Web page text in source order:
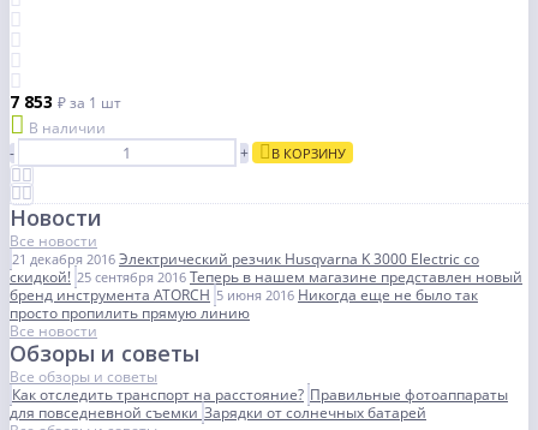
7 853 ₽за 1 шт
В наличии
-
+ В КОРЗИНУ
Новости
Все новости
21 декабря 2016 Электрический резчик Husqvarna K 3000 Electric со
скидкой! 25 сентября 2016 Теперь в нашем магазине представлен новый
бренд инструмента ATORCH 5 июня 2016 Никогда еще не было так
просто пропилить прямую линию
Все новости
Обзоры и советы
Все обзоры и советы
Как отследить транспорт на расстояние? Правильные фотоаппараты
для повседневной съемки Зарядки от солнечных батарей